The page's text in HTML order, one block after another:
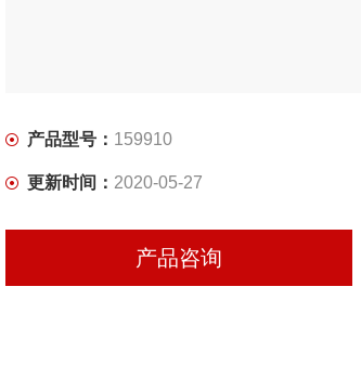
产品型号： 159910
更新时间： 2020-05-27
产品咨询